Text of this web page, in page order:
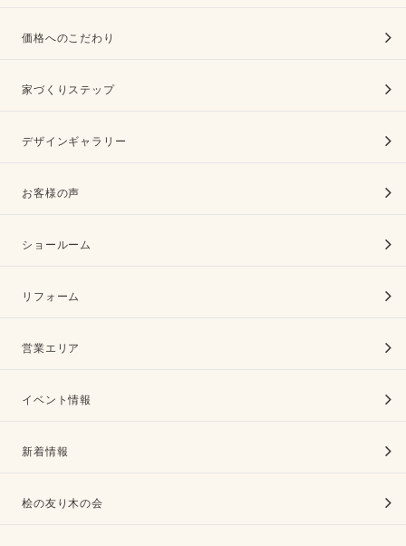
価格へのこだわり
家づくりステップ
デザインギャラリー
お客様の声
ショールーム
リフォーム
営業エリア
イベント情報
新着情報
桧の友り木の会